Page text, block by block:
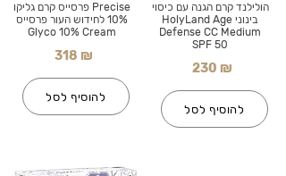
Precise פרסייס קרם גליקו
10% לחידוש העור פרסייס
Glyco 10% Cream
318 ₪
להוסיף לסל
הולילנד קרם הגנה עם כיסוי
בינוני HolyLand Age
Defense CC Medium
SPF 50
230 ₪
להוסיף לסל